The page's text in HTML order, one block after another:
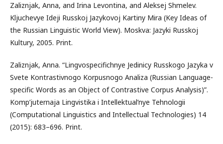
Zaliznjak, Anna, and Irina Levontina, and Aleksej Shmelev.
Kljuchevye Ideji Russkoj Jazykovoj Kartiny Mira (Key Ideas of
the Russian Linguistic World View). Moskva: Jazyki Russkoj
Kultury, 2005. Print.
Zaliznjak, Anna. “Lingvospecifichnye Jedinicy Russkogo Jazyka v
Svete Kontrastivnogo Korpusnogo Analiza (Russian Language-
specific Words as an Object of Contrastive Corpus Analysis)”.
Komp’juternaja Lingvistika i Intellektual’nye Tehnologii
(Computational Linguistics and Intellectual Technologies) 14
(2015): 683–696. Print.